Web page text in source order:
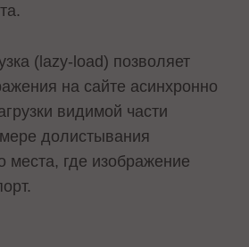
(lazy-load) позволяет
на сайте асинхронно
видимой части
долистывания
места, где изображение